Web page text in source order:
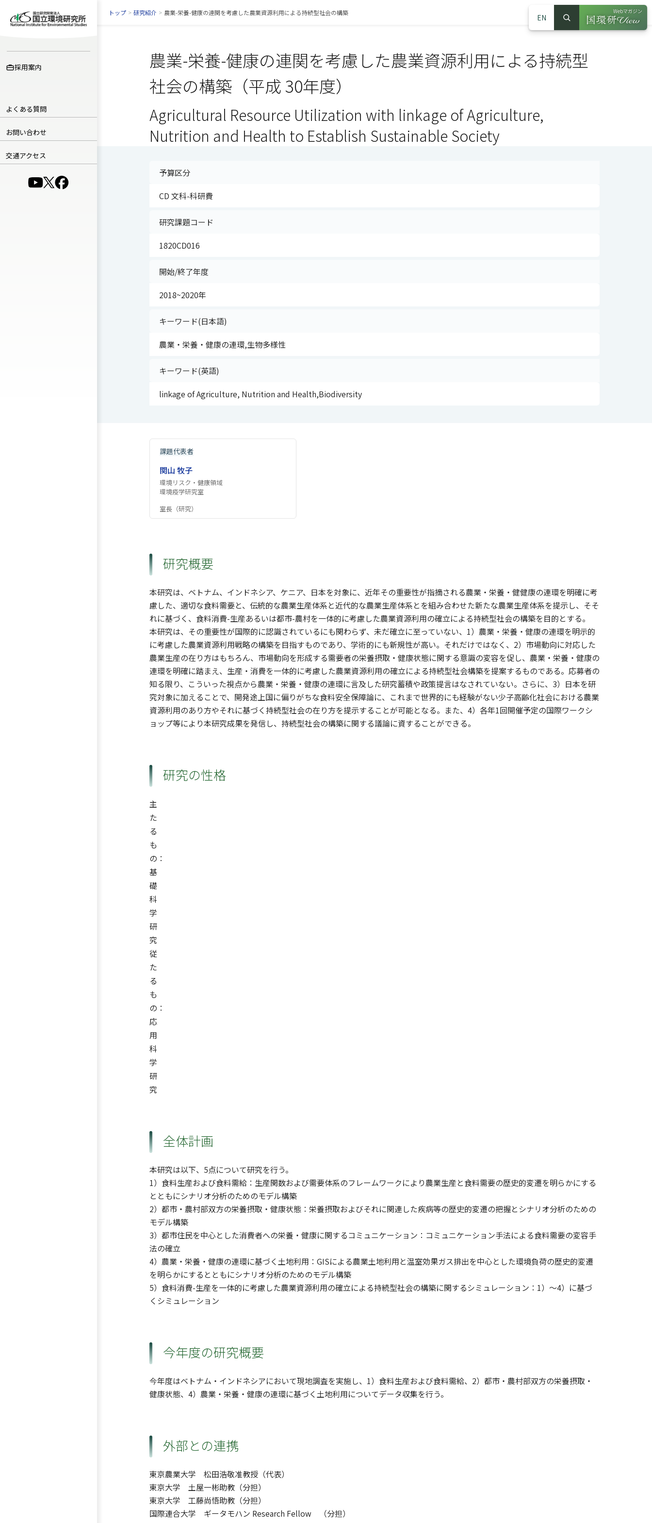
採用案内
よくある質問
お問い合わせ
交通アクセス
（別ウインドウで開きます）
（別ウインドウで開きます）
（別ウインドウで開きます）
EN
サイト内検索
検索
Webマガジン
（別ウインドウ
トップ > 研究紹介 > 農業-栄養-健康の連関を考慮した農業資源利用による持続型社会の構築
農業-栄養-健康の連関を考慮した農業資源利用による持続型
社会の構築（平成 30年度）
Agricultural Resource Utilization with linkage of Agriculture,
Nutrition and Health to Establish Sustainable Society
予算区分
CD 文科-科研費
研究課題コード
1820CD016
開始/終了年度
2018~2020年
キーワード(日本語)
農業・栄養・健康の連環,生物多様性
キーワード(英語)
linkage of Agriculture, Nutrition and Health,Biodiversity
課題代表者
関山 牧子
環境リスク・健康領域
環境疫学研究室
室長（研究）
研究概要
本研究は、ベトナム、インドネシア、ケニア、日本を対象に、近年その重要性が指摘される農業・栄養・健健康の連環を明確に考
慮した、適切な食料需要と、伝統的な農業生産体系と近代的な農業生産体系とを組み合わせた新たな農業生産体系を提示し、そそ
れに基づく、食料消費-生産あるいは都市-農村を一体的に考慮した農業資源利用の確立による持続型社会の構築を目的とする。
本研究は、その重要性が国際的に認識されているにも関わらず、未だ確立に至っていない、1）農業・栄養・健康の連環を明示的
に考慮した農業資源利用戦略の構築を目指すものであり、学術的にも新規性が高い。それだけではなく、2）市場動向に対応した
農業生産の在り方はもちろん、市場動向を形成する需要者の栄養摂取・健康状態に関する意識の変容を促し、農業・栄養・健康の
連環を明確に踏まえ、生産・消費を一体的に考慮した農業資源利用の確立による持続型社会構築を提案するものである。応募者の
知る限り、こういった視点から農業・栄養・健康の連環に言及した研究蓄積や政策提言はなされていない。さらに、3）日本を研
究対象に加えることで、開発途上国に偏りがちな食料安全保障論に、これまで世界的にも経験がない少子高齢化社会における農業
資源利用のあり方やそれに基づく持続型社会の在り方を提示することが可能となる。また、4）各年1回開催予定の国際ワークシ
ョップ等により本研究成果を発信し、持続型社会の構築に関する議論に資することができる。
研究の性格
主
た
る
も
の：
基
礎
科
学
研
究
従
た
る
も
の：
応
用
科
学
研
究
全体計画
本研究は以下、5点について研究を行う。
1）食料生産および食料需給：生産関数および需要体系のフレームワークにより農業生産と食料需要の歴史的変遷を明らかにする
とともにシナリオ分析のためのモデル構築
2）都市・農村部双方の栄養摂取・健康状態：栄養摂取およびそれに関連した疾病等の歴史的変遷の把握とシナリオ分析のための
モデル構築
3）都市住民を中心とした消費者への栄養・健康に関するコミュニケーション：コミュニケーション手法による食料需要の変容手
法の確立
4）農業・栄養・健康の連環に基づく土地利用：GISによる農業土地利用と温室効果ガス排出を中心とした環境負荷の歴史的変遷
を明らかにするとともにシナリオ分析のためのモデル構築
5）食料消費-生産を一体的に考慮した農業資源利用の確立による持続型社会の構築に関するシミュレーション：1）〜4）に基づ
くシミュレーション
今年度の研究概要
今年度はベトナム・インドネシアにおいて現地調査を実施し、1）食料生産および食料需給、2）都市・農村部双方の栄養摂取・
健康状態、4）農業・栄養・健康の連環に基づく土地利用についてデータ収集を行う。
外部との連携
東京農業大学 松田浩敬准教授（代表）
東京大学 土屋一彬助教（分担）
東京大学 工藤尚悟助教（分担）
国際連合大学 ギータモハン Research Fellow （分担）